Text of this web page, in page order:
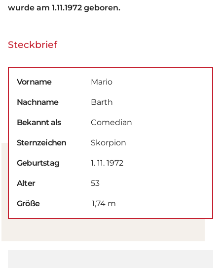
wurde am 1.11.1972 geboren.
Steckbrief
Vorname Mario
Nachname Barth
Bekannt als Comedian
Sternzeichen Skorpion
Geburtstag 1. 11. 1972
Alter 53
Größe 1,74 m